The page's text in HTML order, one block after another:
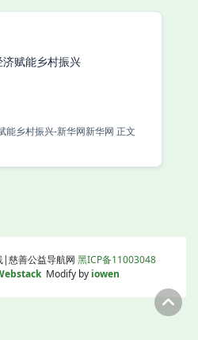
赋能乡村振兴
乡村振兴-新华网新华网 正文
慈善公益导航网 黑ICP备11003048
Modify by iowen